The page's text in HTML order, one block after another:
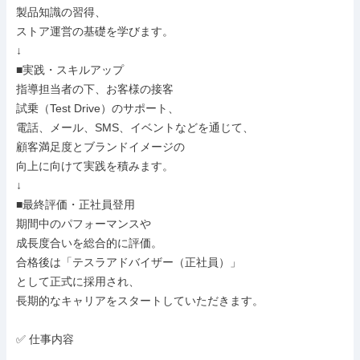
製品知識の習得、
ストア運営の基礎を学びます。
↓
■実践・スキルアップ
指導担当者の下、お客様の接客
試乗（Test Drive）のサポート、
電話、メール、SMS、イベントなどを通じて、
顧客満足度とブランドイメージの
向上に向けて実践を積みます。
↓
■最終評価・正社員登用
期間中のパフォーマンスや
成長度合いを総合的に評価。
合格後は「テスラアドバイザー（正社員）」
として正式に採用され、
長期的なキャリアをスタートしていただきます。
✅ 仕事内容